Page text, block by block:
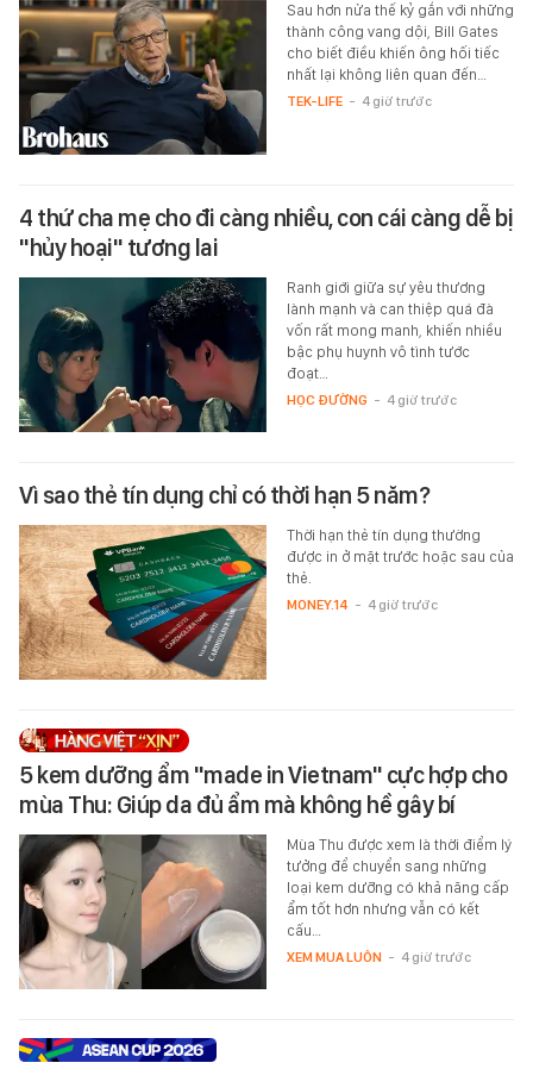
Sau hơn nửa thế kỷ gắn với những
thành công vang dội, Bill Gates
cho biết điều khiến ông hối tiếc
nhất lại không liên quan đến…
TEK-LIFE - 4 giờ trước
4 thứ cha mẹ cho đi càng nhiều, con cái càng dễ bị
"hủy hoại" tương lai
Ranh giới giữa sự yêu thương
lành mạnh và can thiệp quá đà
vốn rất mong manh, khiến nhiều
bậc phụ huynh vô tình tước
đoạt…
HỌC ĐƯỜNG - 4 giờ trước
Vì sao thẻ tín dụng chỉ có thời hạn 5 năm?
Thời hạn thẻ tín dụng thường
được in ở mặt trước hoặc sau của
thẻ.
MONEY.14 - 4 giờ trước
5 kem dưỡng ẩm "made in Vietnam" cực hợp cho
mùa Thu: Giúp da đủ ẩm mà không hề gây bí
Mùa Thu được xem là thời điểm lý
tưởng để chuyển sang những
loại kem dưỡng có khả năng cấp
ẩm tốt hơn nhưng vẫn có kết
cấu…
XEM MUA LUÔN - 4 giờ trước